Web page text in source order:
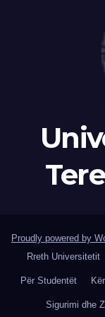
Proudly powered by
Rreth Universitetit
Për Studentët
Sigurimi dhe